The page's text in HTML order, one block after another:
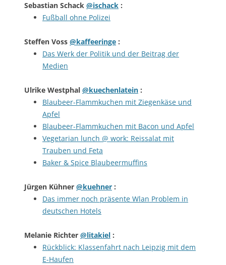
Sebastian Schack @ischack :
Fußball ohne Polizei
Steffen Voss @kaffeeringe :
Das Werk der Politik und der Beitrag der
Medien
Ulrike Westphal @kuechenlatein :
Blaubeer-Flammkuchen mit Ziegenkäse und
Apfel
Blaubeer-Flammkuchen mit Bacon und Apfel
Vegetarian lunch @ work: Reissalat mit
Trauben und Feta
Baker & Spice Blaubeermuffins
Jürgen Kühner @kuehner :
Das immer noch präsente Wlan Problem in
deutschen Hotels
Melanie Richter @litakiel :
Rückblick: Klassenfahrt nach Leipzig mit dem
E-Haufen